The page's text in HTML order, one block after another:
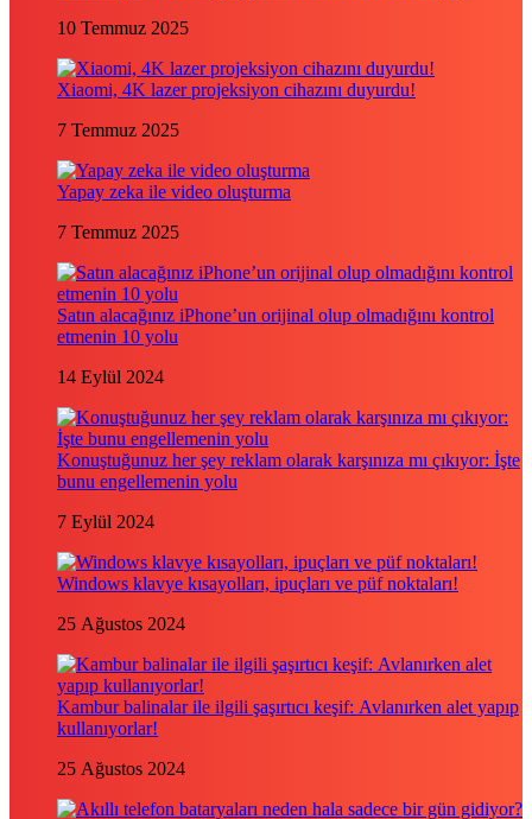
10 Temmuz 2025
Xiaomi, 4K lazer projeksiyon cihazını duyurdu!
7 Temmuz 2025
Yapay zeka ile video oluşturma
7 Temmuz 2025
Satın alacağınız iPhone’un orijinal olup olmadığını kontrol
etmenin 10 yolu
14 Eylül 2024
Konuştuğunuz her şey reklam olarak karşınıza mı çıkıyor: İşte
bunu engellemenin yolu
7 Eylül 2024
Windows klavye kısayolları, ipuçları ve püf noktaları!
25 Ağustos 2024
Kambur balinalar ile ilgili şaşırtıcı keşif: Avlanırken alet yapıp
kullanıyorlar!
25 Ağustos 2024